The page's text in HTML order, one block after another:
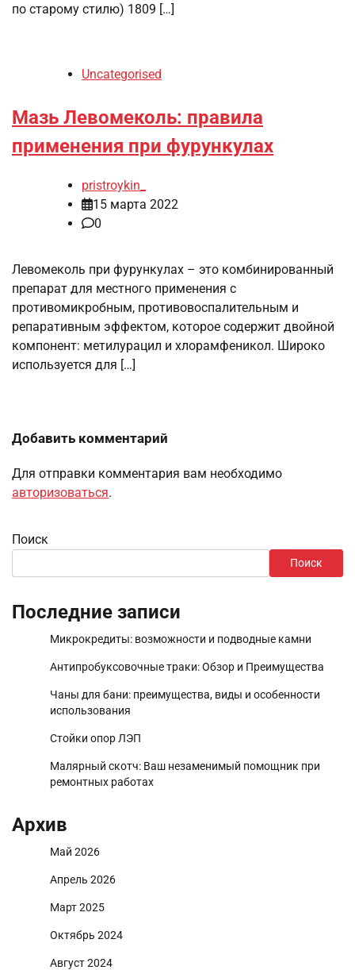
по старому стилю) 1809 […]
Uncategorised
Мазь Левомеколь: правила
применения при фурункулах
pristroykin_
15 марта 2022
0
Левомеколь при фурункулах – это комбинированный
препарат для местного применения с
противомикробным, противовоспалительным и
репаративным эффектом, которое содержит двойной
компонент: метилурацил и хлорамфеникол. Широко
используется для […]
Добавить комментарий
Для отправки комментария вам необходимо
авторизоваться.
Поиск
Поиск
Последние записи
Микрокредиты: возможности и подводные камни
Антипробуксовочные траки: Обзор и Преимущества
Чаны для бани: преимущества, виды и особенности
использования
Стойки опор ЛЭП
Малярный скотч: Ваш незаменимый помощник при
ремонтных работах
Архив
Май 2026
Апрель 2026
Март 2025
Октябрь 2024
Август 2024